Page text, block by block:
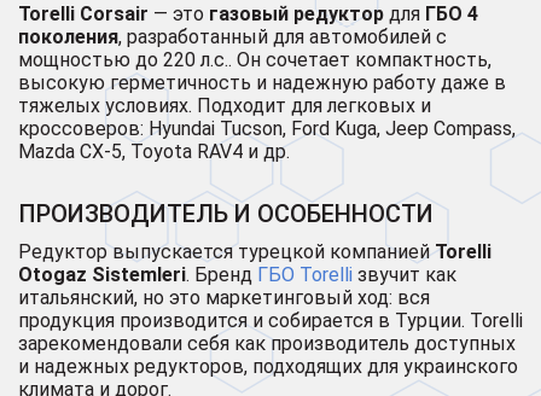
Torelli Corsair — это газовый редуктор для ГБО 4
поколения, разработанный для автомобилей с
мощностью до 220 л.с.. Он сочетает компактность,
высокую герметичность и надежную работу даже в
тяжелых условиях. Подходит для легковых и
кроссоверов: Hyundai Tucson, Ford Kuga, Jeep Compass,
Mazda CX-5, Toyota RAV4 и др.
ПРОИЗВОДИТЕЛЬ И ОСОБЕННОСТИ
Редуктор выпускается турецкой компаниейTorelli
Otogaz Sistemleri. Бренд ГБО Torelli звучит как
итальянский, но это маркетинговый ход: вся
продукция производится и собирается в Турции. Torelli
зарекомендовали себя как производитель доступных
и надежных редукторов, подходящих для украинского
климата и дорог.